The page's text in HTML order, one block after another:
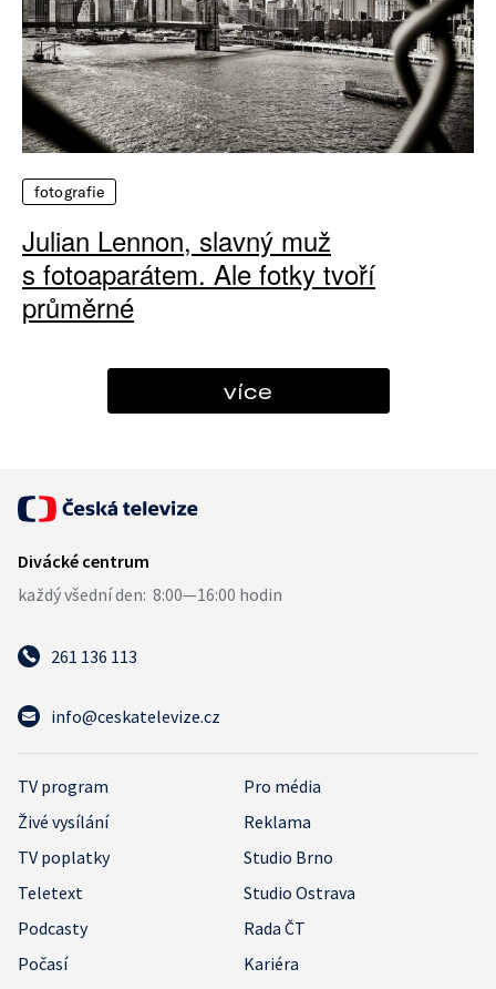
fotografie
Julian Lennon, slavný muž
s fotoaparátem. Ale fotky tvoří
průměrné
více
261 136 113
info@ceskatelevize.cz
TV program
Pro média
Živé vysílání
Reklama
TV poplatky
Studio Brno
Teletext
Studio Ostrava
Podcasty
Rada ČT
Počasí
Kariéra